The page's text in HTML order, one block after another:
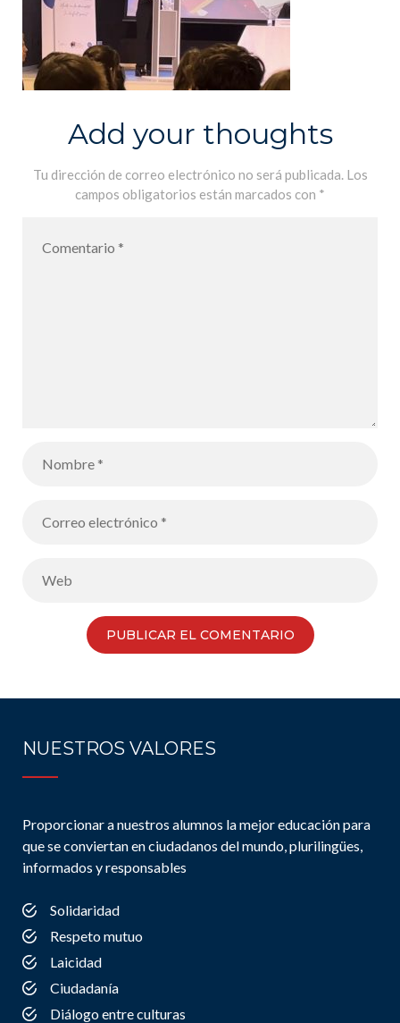
Add your thoughts
Tu dirección de correo electrónico no será publicada. Los
campos obligatorios están marcados con *
NUESTROS VALORES
Proporcionar a nuestros alumnos la mejor educación para
que se conviertan en ciudadanos del mundo, plurilingües,
informados y responsables
Solidaridad
Respeto mutuo
Laicidad
Ciudadanía
Diálogo entre culturas